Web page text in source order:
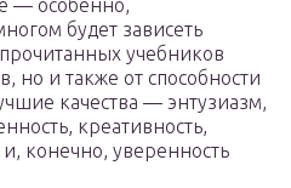
— особенно,
будет зависеть
учебников
но и также от способности
качества — энтузиазм,
креативность,
конечно, уверенность